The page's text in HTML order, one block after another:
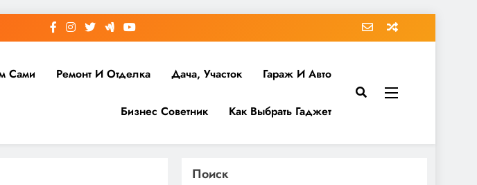
Сами Ремонт И Отделка Дача, Участок Гараж И Авто
Бизнес Советник Как Выбрать Гаджет
Поиск